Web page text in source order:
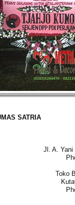
SATRIA
Jl. A. Yani
Toko